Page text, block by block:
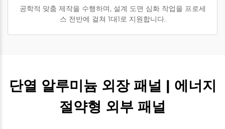
공학적 맞춤 제작을 수행하며, 설계 도면 심화 작업을 프로세
스 전반에 걸쳐 1대1로 지원합니다.
단열 알루미늄 외장 패널 | 에너지
절약형 외부 패널